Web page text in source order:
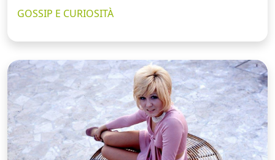
GOSSIP E CURIOSITÀ